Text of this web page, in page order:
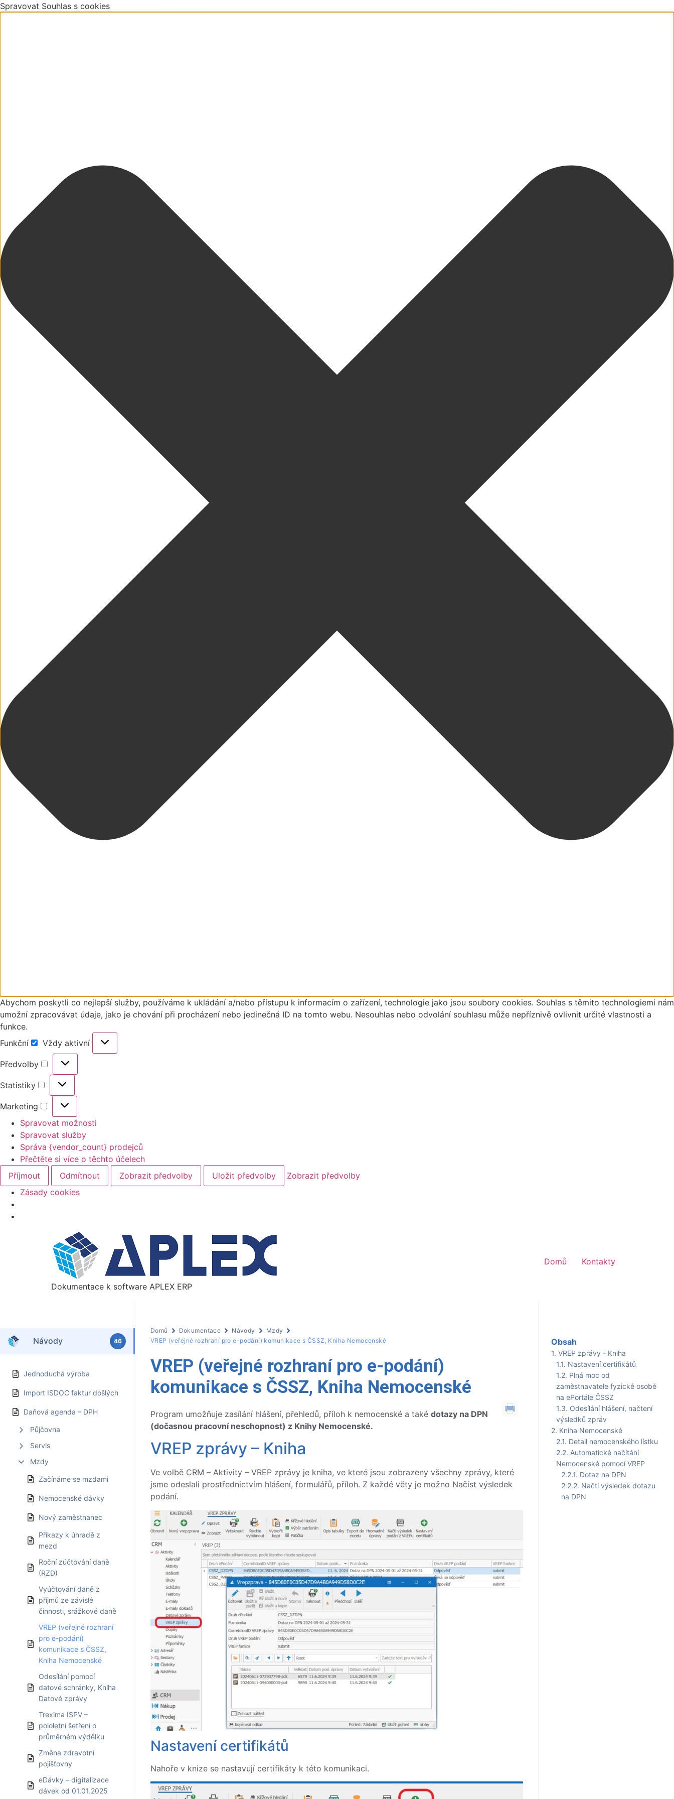
Spravovat Souhlas s cookies
Abychom poskytli co nejlepší služby, používáme k ukládání a/nebo přístupu k informacím o zařízení, technologie jako jsou soubory cookies. Souhlas s těmito technologiemi nám
umožní zpracovávat údaje, jako je chování při procházení nebo jedinečná ID na tomto webu. Nesouhlas nebo odvolání souhlasu může nepříznivě ovlivnit určité vlastnosti a
funkce.
Funkční
Vždy aktivní
Předvolby
Statistiky
Marketing
Spravovat možnosti
Spravovat služby
Správa {vendor_count} prodejců
Přečtěte si více o těchto účelech
Příjmout
Odmítnout Zobrazit předvolby Uložit předvolby
Zobrazit předvolby
Zásady cookies
Dokumentace k software APLEX ERP
Domů Kontakty
Návody 46
Jednoduchá výroba
Import ISDOC faktur došlých
Daňová agenda – DPH
Půjčovna
Servis
Mzdy
Začínáme se mzdami
Nemocenské dávky
Nový zaměstnanec
Příkazy k úhradě z
mezd
Roční zúčtování daně
(RZD)
Vyúčtování daně z
příjmů ze závislé
činnosti, srážkové daně
VREP (veřejné rozhraní
pro e-podání)
komunikace s ČSSZ,
Kniha Nemocenské
Odesílání pomocí
datové schránky, Kniha
Datové zprávy
Trexima ISPV –
pololetní šetření o
průměrném výdělku
Změna zdravotní
pojišťovny
eDávky – digitalizace
dávek od 01.01.2025
Domů Dokumentace Návody
Mzdy
VREP (veřejné rozhraní pro e-podání) komunikace s ČSSZ, Kniha Nemocenské
VREP (veřejné rozhraní pro e-podání)
komunikace s ČSSZ, Kniha Nemocenské
Program umožňuje zasílání hlášení, přehledů, příloh k nemocenské a také dotazy na DPN
(dočasnou pracovní neschopnost) z Knihy Nemocenské.
VREP zprávy – Kniha
Ve volbě CRM – Aktivity – VREP zprávy je kniha, ve které jsou zobrazeny všechny zprávy, které
jsme odeslali prostřednictvím hlášení, formulářů, příloh. Z každé věty je možno Načíst výsledek
podání.
Nastavení certifikátů
Nahoře v knize se nastavují certifikáty k této komunikaci.
Obsah
VREP zprávy - Kniha
Nastavení certifikátů
Plná moc od
zaměstnavatele fyzické osobě
na ePortále ČSSZ
Odesílání hlášení, načtení
výsledků zpráv
Kniha Nemocenské
Detail nemocenského lístku
Automatické načítání
Nemocenské pomocí VREP
Dotaz na DPN
Načti výsledek dotazu
na DPN